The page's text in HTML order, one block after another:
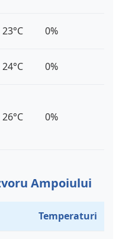
23°C 0%
24°C 0%
26°C 0%
Ampoiului
Temperaturi